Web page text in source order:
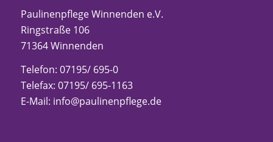
Paulinenpflege Winnenden e.V.
Ringstraße 106
71364 Winnenden
Telefon: 07195/ 695-0
Telefax: 07195/ 695-1163
E-Mail: info@paulinenpflege.de